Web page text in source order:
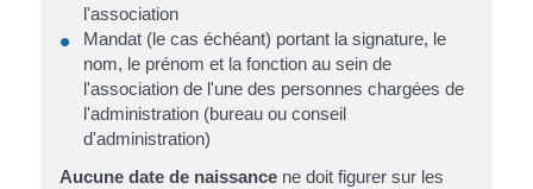
l'association
Mandat (le cas échéant) portant la signature, le
nom, le prénom et la fonction au sein de
l'association de l'une des personnes chargées de
l'administration (bureau ou conseil
d'administration)
Aucune date de naissancene doit figurer sur les